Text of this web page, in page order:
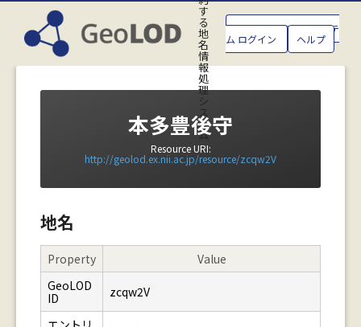
す
る
地
名
情
報
処
理
シ
ス
テ
ム
GeoLOD地名管理システ
ム ログイン ヘルプ
本多豊後守
Resource URI:
http://geolod.ex.nii.ac.jp/resource/zcqw2V
地名
Property
Value
GeoLOD
ID
zcqw2V